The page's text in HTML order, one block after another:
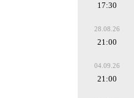
17:30
28.08.26
21:00
04.09.26
21:00